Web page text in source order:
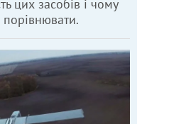
цих засобів і чому